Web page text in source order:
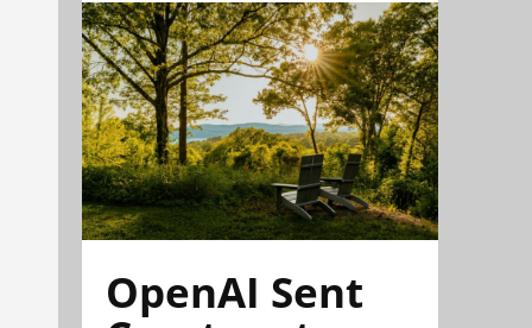
OpenAI Sent